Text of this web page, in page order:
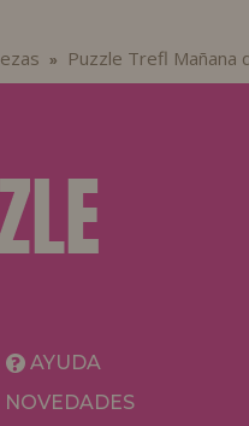
» Puzzle Trefl Mañana
AYUDA
NOVEDADES